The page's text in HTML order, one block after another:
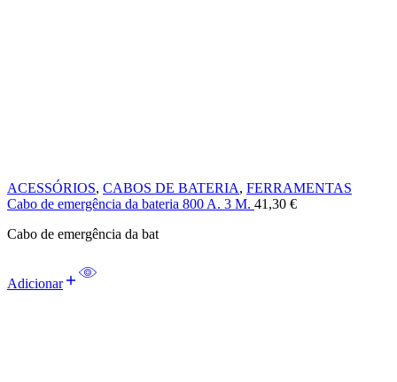
ACESSÓRIOS, CABOS DE BATERIA, FERRAMENTAS
Cabo de emergência da bateria 800 A. 3 M. 41,30 €
Cabo de emergência da bat
Adicionar